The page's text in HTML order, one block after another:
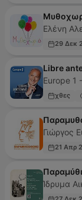
Ελένη
29 Δεκ
Libre
Europe 1
χθες
Γιώργος
21 Απρ
Ίδρυμα